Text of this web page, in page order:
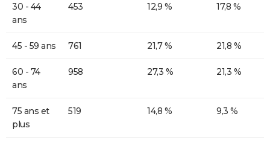
30 - 44
ans
453 12,9 % 17,8 %
45 - 59 ans 761 21,7 % 21,8 %
60 - 74
ans
958 27,3 % 21,3 %
75 ans et
plus
519 14,8 % 9,3 %